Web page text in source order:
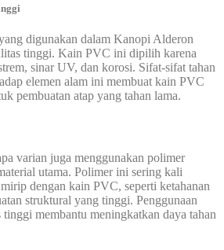
digunakan dalam Kanopi Alderon
tinggi. Kain PVC ini dipilih karena
sinar UV, dan korosi. Sifat-sifat tahan
elemen alam ini membuat kain PVC
pembuatan atap yang tahan lama.
varian juga menggunakan polimer
utama. Polimer ini sering kali
dengan kain PVC, seperti ketahanan
struktural yang tinggi. Penggunaan
membantu meningkatkan daya tahan